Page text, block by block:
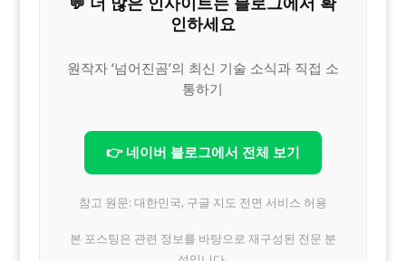
인하세요
원작자 ‘넘어진곰’의 최신 기술 소식과 직접 소
통하기
👉 네이버 블로그에서 전체 보기
참고 원문: 대한민국, 구글 지도 전면 서비스 허용
본 포스팅은 관련 정보를 바탕으로 재구성된 전문 분